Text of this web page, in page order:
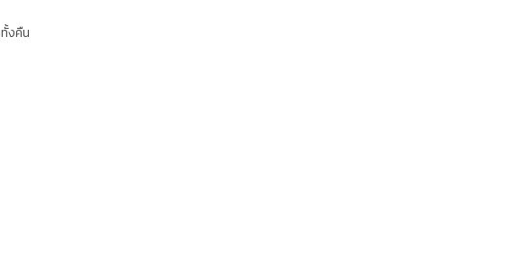
งคืน